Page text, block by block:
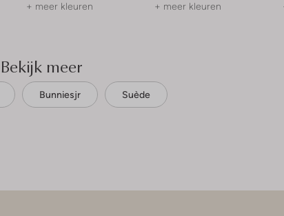
+ meer kleuren + meer kleuren
Bekijk meer
Bunniesjr Suède